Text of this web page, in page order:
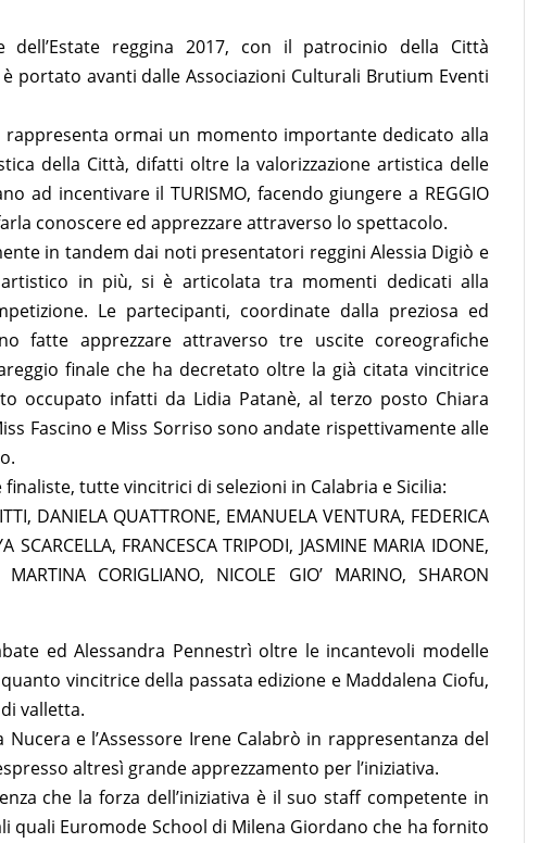
p
p
n
k
d m
dell’Estate reggina 2017, con il patrocinio della Città
portato avanti dalle Associazioni Culturali Brutium Eventi
ormai un momento importante dedicato alla
della Città, difatti oltre la valorizzazione artistica delle
ad incentivare il TURISMO, facendo giungere a REGGIO
conoscere ed apprezzare attraverso lo spettacolo.
in tandem dai noti presentatori reggini Alessia Digiò e
in più, si è articolata tra momenti dedicati alla
Le partecipanti, coordinate dalla preziosa ed
fatte apprezzare attraverso tre uscite coreografiche
finale che ha decretato oltre la già citata vincitrice
occupato infatti da Lidia Patanè, al terzo posto Chiara
Fascino e Miss Sorriso sono andate rispettivamente alle
tutte vincitrici di selezioni in Calabria e Sicilia:
DANIELA QUATTRONE, EMANUELA VENTURA, FEDERICA
SCARCELLA, FRANCESCA TRIPODI, JASMINE MARIA IDONE,
CORIGLIANO, NICOLE GIO’ MARINO, SHARON
ed Alessandra Pennestrì oltre le incantevoli modelle
vincitrice della passata edizione e Maddalena Ciofu,
valletta.
e l’Assessore Irene Calabrò in rappresentanza del
altresì grande apprezzamento per l’iniziativa.
che la forza dell’iniziativa è il suo staff competente in
quali Euromode School di Milena Giordano che ha fornito